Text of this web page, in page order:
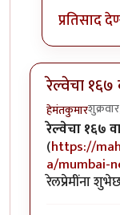
प्रतिसाद
रेल्वेचा १६७
हेमंतकुमार
रेल्वेचा १६७
(https://
a/mumbai-
रेलप्रेमींना